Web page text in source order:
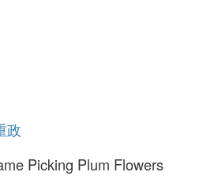
政
Picking Plum Flowers